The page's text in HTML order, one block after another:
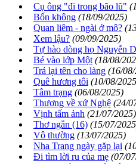
Cụ ông "đi trong bão lũ"
Bốn không (18/09/2025)
Quan liêm - ngài ở mô?
Xem lậu? (09/09/2025)
Tự hào dòng họ Nguyễn
Bé vào lớp Một (18/08/
Trả lại tên cho làng (16/
Quê hương tôi (10/08/
Tâm trạng (06/08/2025)
Thương về xứ Nghệ (24/
Vịnh tấm ảnh (21/07/2025)
Thơ ngắn (16) (15/07/
Vô thường (13/07/2025)
Nha Trang ngày gặp lại
Đi tìm lời ru của mẹ (07/